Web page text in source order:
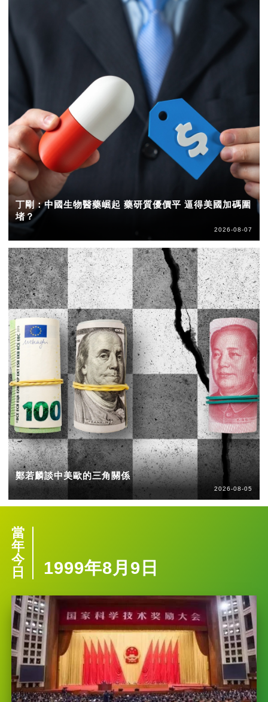
丁剛：中國生物醫藥崛起 藥研質優價平 逼得美國加碼圍
堵？
2026-08-07
鄭若麟談中美歐的三角關係
2026-08-05
當
年
今
日
1999年8月9日